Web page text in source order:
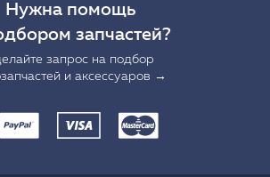
Нужна помощь
запчастей?
запрос на подбор
и аксессуаров →